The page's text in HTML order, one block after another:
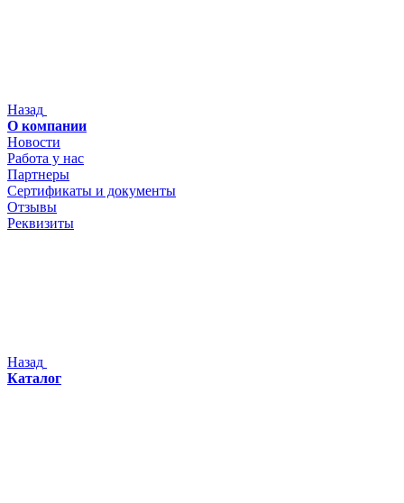
Назад
О компании
Новости
Работа у нас
Партнеры
Сертификаты и документы
Отзывы
Реквизиты
Назад
Каталог